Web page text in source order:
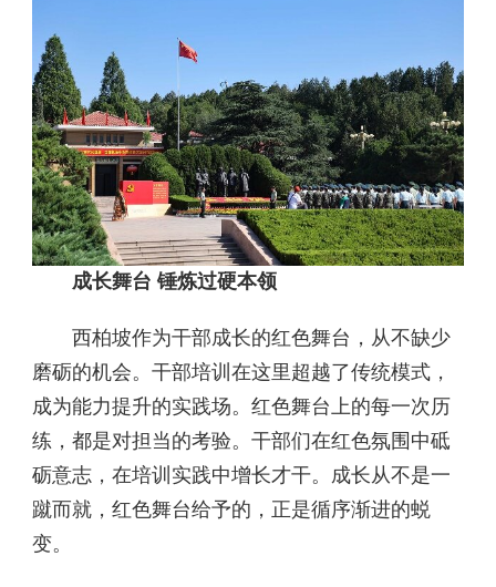
成长舞台 锤炼过硬本领
西柏坡作为干部成长的红色舞台，从不缺少
磨砺的机会。干部培训在这里超越了传统模式，
成为能力提升的实践场。红色舞台上的每一次历
练，都是对担当的考验。干部们在红色氛围中砥
砺意志，在培训实践中增长才干。成长从不是一
蹴而就，红色舞台给予的，正是循序渐进的蜕
变。